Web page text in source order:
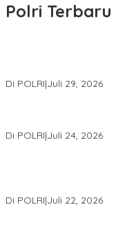
Polri Terbaru
Di POLRI|Juli 29, 2026
Di POLRI|Juli 24, 2026
Di POLRI|Juli 22, 2026